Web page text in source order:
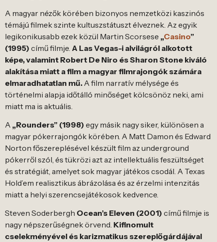
A magyar nézők körében bizonyos nemzetközi kaszinós
témájú filmek szinte kultuszstátuszt élveznek. Az egyik
legikonikusabb ezek közül Martin Scorsese „Casino”
(1995) című filmje. A Las Vegas-i alvilágról alkotott
képe, valamint Robert De Niro és Sharon Stone kiváló
alakítása miatt a film a magyar filmrajongók számára
elmaradhatatlan mű. A film narratív mélysége és
történelmi alapja időtálló minőséget kölcsönöz neki, ami
miatt ma is aktuális.
A „Rounders” (1998) egy másik nagy siker, különösen a
magyar pókerrajongók körében. A Matt Damon és Edward
Norton főszereplésével készült film az underground
pókerről szól, és tükrözi azt az intellektuális feszültséget
és stratégiát, amelyet sok magyar játékos csodál. A Texas
Hold’em realisztikus ábrázolása és az érzelmi intenzitás
miatt a helyi szerencsejátékosok kedvence.
Steven Soderbergh Ocean’s Eleven (2001) című filmje is
nagy népszerűségnek örvend. Kifinomult
cselekményével és karizmatikus szereplőgárdájával